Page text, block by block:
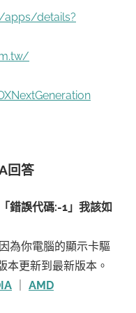
details?
回答
錯誤代碼:-1」我該如
為你電腦的顯示卡驅
本更新到最新版本。
AMD